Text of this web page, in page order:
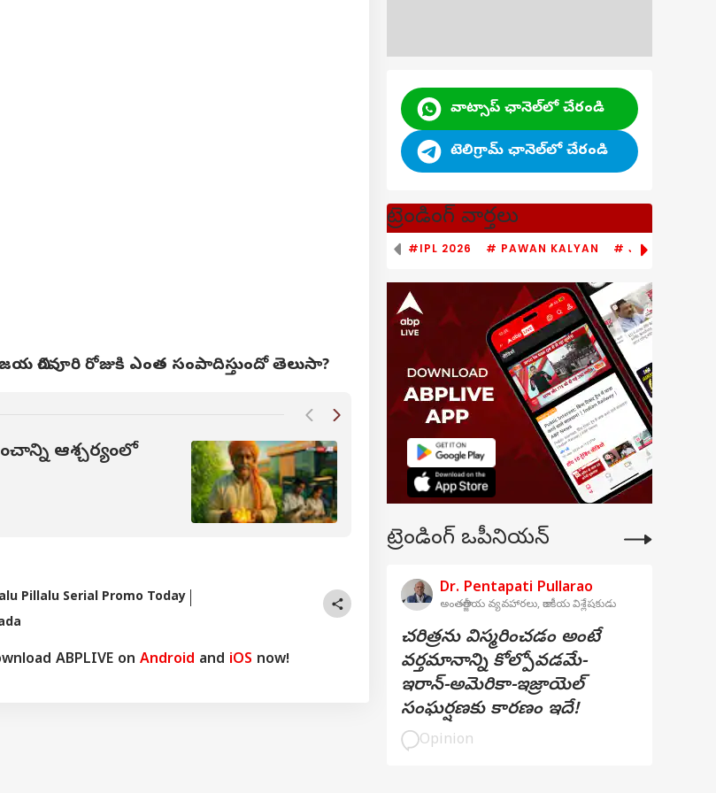
జయ చిరవూరి రోజుకి ఎంత సంపాదిస్తుందో తెలుసా?
ఆశ్చర్యంలో
భారత్‌లో ప్రతి 5 రోజులకు ఒక బిలియనీర్
ప్రపంచంలో మనం ఎన్నో స్థానం
Pillalu Serial Promo Today
ABPLIVE on Android and iOS now!
వాట్సాప్ ఛానెల్‌లో చేరండి
టెలిగ్రామ్ ఛానెల్‌లో చేరండి
ట్రెండింగ్ వార్తలు
#IPL 2026 # PAWAN KALYAN # JAGAN
ట్రెండింగ్ ఒపీనియన్
Dr. Pentapati Pullarao
అంతర్జాతీయ వ్యవహారలు, రాజకీయ విశ్లేషకుడు
చరిత్రను విస్మరించడం అంటే
వర్తమానాన్ని కోల్పోవడమే-
ఇరాన్-అమెరికా-ఇజ్రాయెల్
సంఘర్షణకు కారణం ఇదే!
Opinion